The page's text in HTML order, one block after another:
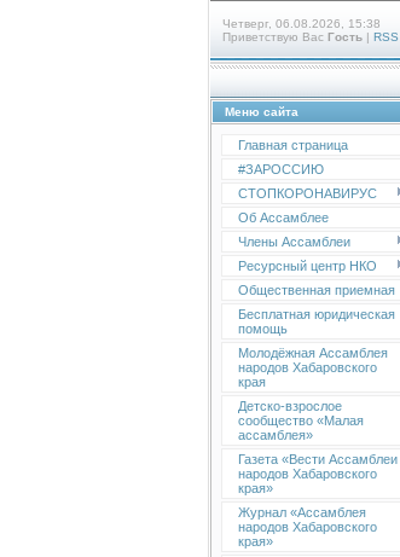
Четверг, 06.08.2026, 15:38
Приветствую Вас Гость | RSS
Меню сайта
Главная страница
#ЗАРОССИЮ
СТОПКОРОНАВИРУС
Об Ассамблее
Члены Ассамблеи
Ресурсный центр НКО
Общественная приемная
Бесплатная юридическая
помощь
Молодёжная Ассамблея
народов Хабаровского
края
Детско-взрослое
сообщество «Малая
ассамблея»
Газета «Вести Ассамблеи
народов Хабаровского
края»
Журнал «Ассамблея
народов Хабаровского
края»